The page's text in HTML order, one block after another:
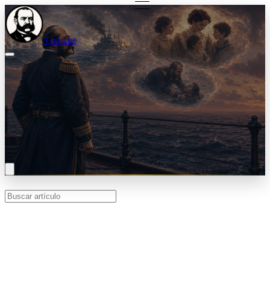
Grau.pe